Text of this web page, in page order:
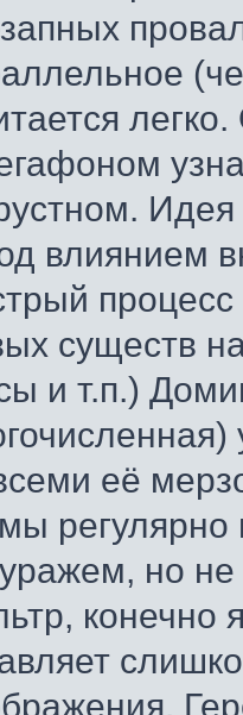
влиянием
существ
и т.п.)
её
регулярно
но не
конечно